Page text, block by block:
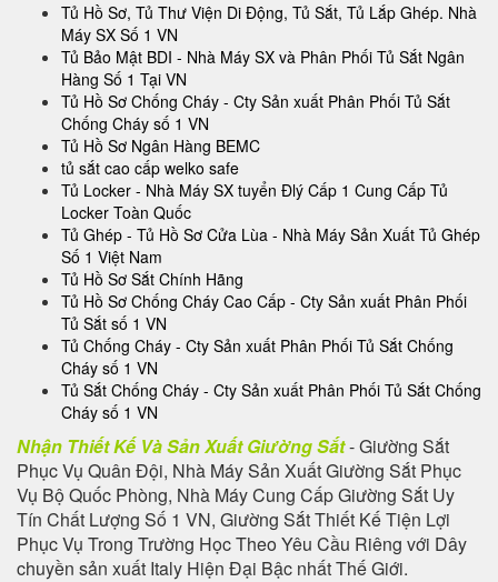
Tủ Hồ Sơ, Tủ Thư Viện Di Động, Tủ Sắt, Tủ Lắp Ghép. Nhà
Máy SX Số 1 VN
Tủ Bảo Mật BDI - Nhà Máy SX và Phân Phối Tủ Sắt Ngân
Hàng Số 1 Tại VN
Tủ Hồ Sơ Chống Cháy - Cty Sản xuất Phân Phối Tủ Sắt
Chống Cháy số 1 VN
Tủ Hồ Sơ Ngân Hàng BEMC
tủ sắt cao cấp welko safe
Tủ Locker - Nhà Máy SX tuyển Đlý Cấp 1 Cung Cấp Tủ
Locker Toàn Quốc
Tủ Ghép - Tủ Hồ Sơ Cửa Lùa - Nhà Máy Sản Xuất Tủ Ghép
Số 1 Việt Nam
Tủ Hồ Sơ Sắt Chính Hãng
Tủ Hồ Sơ Chống Cháy Cao Cấp - Cty Sản xuất Phân Phối
Tủ Sắt số 1 VN
Tủ Chống Cháy - Cty Sản xuất Phân Phối Tủ Sắt Chống
Cháy số 1 VN
Tủ Sắt Chống Cháy - Cty Sản xuất Phân Phối Tủ Sắt Chống
Cháy số 1 VN
Nhận Thiết Kế Và Sản Xuất Giường Sắt- Giường Sắt
Phục Vụ Quân Đội, Nhà Máy Sản Xuất Giường Sắt Phục
Vụ Bộ Quốc Phòng, Nhà Máy Cung Cấp Giường Sắt Uy
Tín Chất Lượng Số 1 VN, Giường Sắt Thiết Kế Tiện Lợi
Phục Vụ Trong Trường Học Theo Yêu Cầu Riêng với Dây
chuyền sản xuất Italy Hiện Đại Bậc nhất Thế Giới.